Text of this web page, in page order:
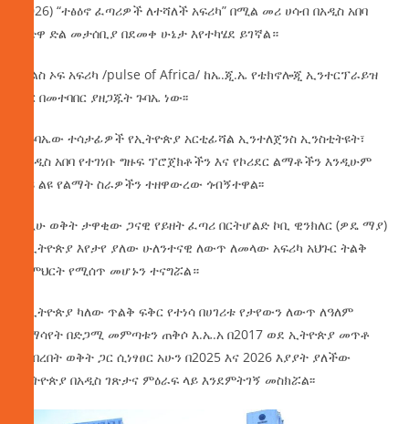
2026) “ተፅዕኖ ፈጣሪዎች ለተሻለች አፍሪካ” በሚል መሪ ሀሳብ በአዲስ አበባ
ዓድዋ ድል መታሰቢያ በደመቀ ሁኔታ እየተካሄደ ይገኛል።
ፐልስ ኦፍ አፍሪካ /pulse of Africa/ ከኤ.ጂ.ኤ የቴክኖሎጂ ኢንተርፕራይዝ
ጋር በመተባበር ያዘጋጁት ጉባኤ ነው፡፡
የጉባኤው ተሳታፊዎች የኢትዮጵያ አርቲፊሻል ኢንተለጀንስ ኢንስቲትዩት፣
በአዲስ አበባ የተገነቡ ግዙፍ ፕሮጀክቶችን እና የኮሪደር ልማቶችን እንዲሁም
ልዩ ልዩ የልማት ስራዎችን ተዘዋውረው ጎብኝተዋል፡፡
በዚሁ ወቅት ታዋቂው ጋናዊ የይዘት ፈጣሪ በርትሆልድ ኮቢ ዊንክለር (ዎዴ ማያ)
በኢትዮጵያ እየታየ ያለው ሁለንተናዊ ለውጥ ለመላው አፍሪካ አህጉር ትልቅ
ትምህርት የሚሰጥ መሆኑን ተናግሯል።
በኢትዮጵያ ካለው ጥልቅ ፍቅር የተነሳ በሀገሪቱ የታየውን ለውጥ ለዓለም
ለማሳየት በድጋሚ መምጣቱን ጠቅሶ እ.ኤ.አ በ2017 ወደ ኢትዮጵያ መጥቶ
ከነበረበት ወቅት ጋር ሲነፃፀር አሁን በ2025 እና 2026 እያያት ያለችው
ኢትዮጵያ በአዲስ ገጽታና ምዕራፍ ላይ እንደምትገኝ መስክሯል፡፡